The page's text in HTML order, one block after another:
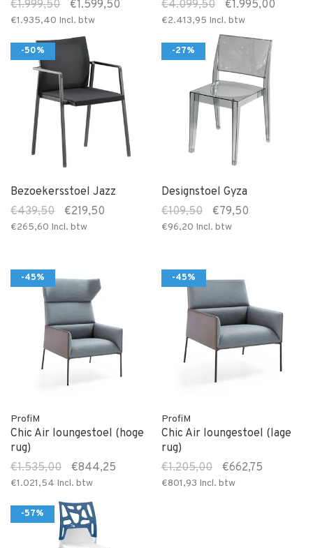
€1.999,50 €1.599,50
€1.935,40 Incl. btw
€4.099,50 €1.995,00
€2.413,95 Incl. btw
-50%
Bezoekersstoel Jazz
€439,50
€219,50
€265,60 Incl. btw
-27%
Designstoel Gyza
€109,50
€79,50
€96,20 Incl. btw
-45%
ProfiM
Chic Air loungestoel (hoge
rug)
€1.535,00
€844,25
€1.021,54 Incl. btw
-45%
ProfiM
Chic Air loungestoel (lage
rug)
€1.205,00
€662,75
€801,93 Incl. btw
-57%